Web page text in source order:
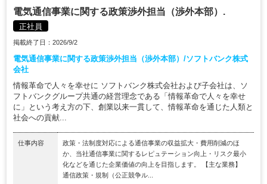
電気通信事業に関する政策渉外担当（渉外本部）.
正社員
掲載終了日：2026/9/2
電気通信事業に関する政策渉外担当（渉外本部）/ソフトバンク株式
会社
情報革命で人々を幸せに ソフトバンク株式会社および子会社は、ソ
フトバンクグループ共通の経営理念である「情報革命で人々を幸せ
に」という考え方の下、創業以来一貫して、情報革命を通じた人類と
社会への貢献...
仕事内容
政策・法制度対応による通信事業の収益拡大・費用削減のほ
か、当社通信事業に関するレピュテーション向上・リスク最小
化などを通じた企業価値の向上を目指します。 【主な業務】
通信政策・規制（公正競争ル...